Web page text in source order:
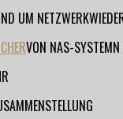
UM
VON NAS-